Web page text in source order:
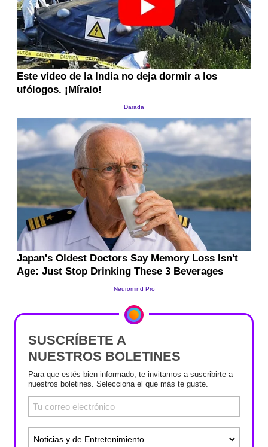
SUSCRÍBETE A
NUESTROS BOLETINES
Para que estés bien informado, te invitamos a suscribirte a
nuestros boletines. Selecciona el que más te guste.